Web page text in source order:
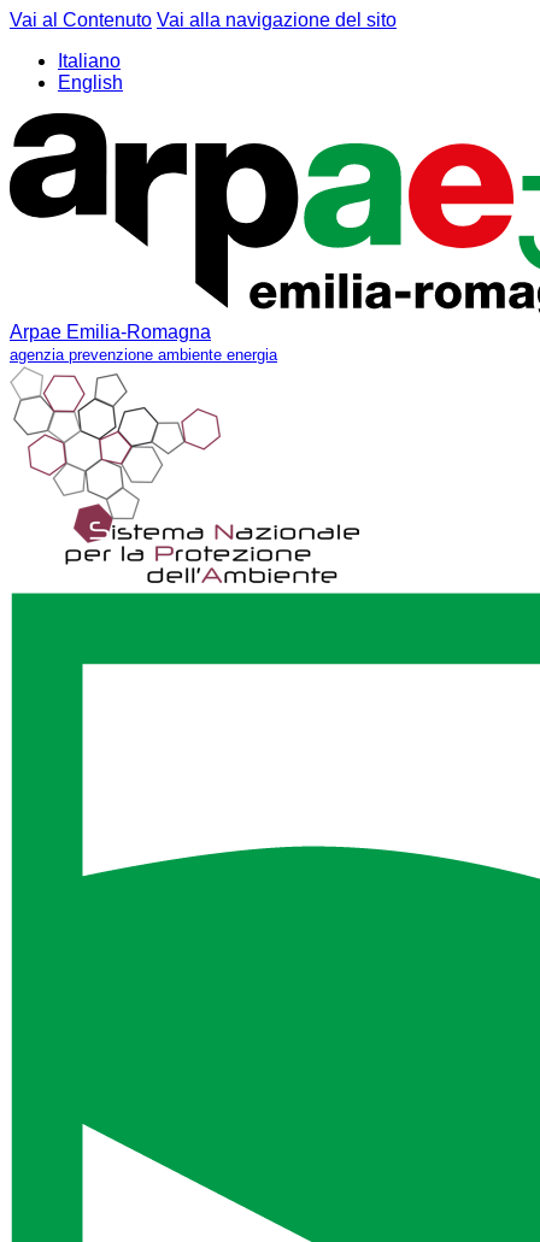
Vai al Contenuto Vai alla navigazione del sito
Italiano
English
Arpae Emilia-Romagna
agenzia prevenzione ambiente energia